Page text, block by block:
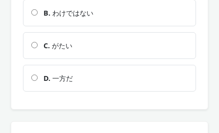
B. わけではない
C. がたい
D. 一方だ